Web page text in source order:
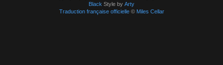
Black Style by Arty
Traduction française officielle© Miles Cellar